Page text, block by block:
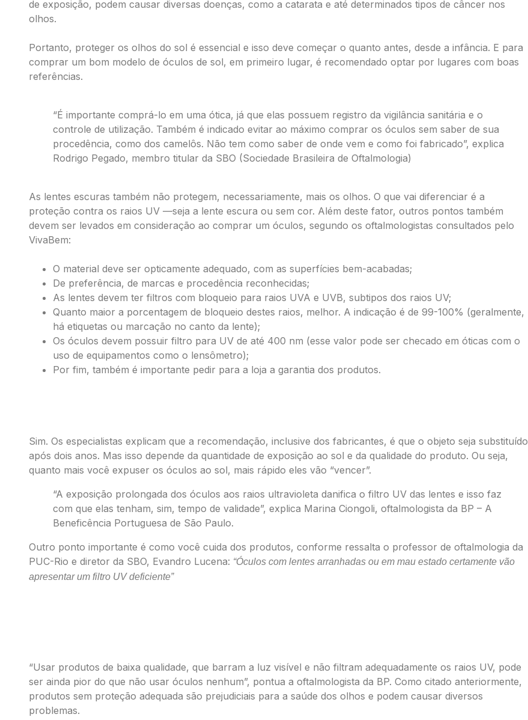
de exposição, podem causar diversas doenças, como a catarata e até determinados tipos de câncer nos
olhos.
Portanto, proteger os olhos do sol é essencial e isso deve começar o quanto antes, desde a infância. E para
comprar um bom modelo de óculos de sol, em primeiro lugar, é recomendado optar por lugares com boas
referências.
“É importante comprá-lo em uma ótica, já que elas possuem registro da vigilância sanitária e o
controle de utilização. Também é indicado evitar ao máximo comprar os óculos sem saber de sua
procedência, como dos camelôs. Não tem como saber de onde vem e como foi fabricado”, explica
Rodrigo Pegado, membro titular da SBO (Sociedade Brasileira de Oftalmologia)
As lentes escuras também não protegem, necessariamente, mais os olhos. O que vai diferenciar é a
proteção contra os raios UV —seja a lente escura ou sem cor. Além deste fator, outros pontos também
devem ser levados em consideração ao comprar um óculos, segundo os oftalmologistas consultados pelo
VivaBem:
O material deve ser opticamente adequado, com as superfícies bem-acabadas;
De preferência, de marcas e procedência reconhecidas;
As lentes devem ter filtros com bloqueio para raios UVA e UVB, subtipos dos raios UV;
Quanto maior a porcentagem de bloqueio destes raios, melhor. A indicação é de 99-100% (geralmente,
há etiquetas ou marcação no canto da lente);
Os óculos devem possuir filtro para UV de até 400 nm (esse valor pode ser checado em óticas com o
uso de equipamentos como o lensômetro);
Por fim, também é importante pedir para a loja a garantia dos produtos.
Sim. Os especialistas explicam que a recomendação, inclusive dos fabricantes, é que o objeto seja substituído
após dois anos. Mas isso depende da quantidade de exposição ao sol e da qualidade do produto. Ou seja,
quanto mais você expuser os óculos ao sol, mais rápido eles vão “vencer”.
“A exposição prolongada dos óculos aos raios ultravioleta danifica o filtro UV das lentes e isso faz
com que elas tenham, sim, tempo de validade”, explica Marina Ciongoli, oftalmologista da BP – A
Beneficência Portuguesa de São Paulo.
Outro ponto importante é como você cuida dos produtos, conforme ressalta o professor de oftalmologia da
PUC-Rio e diretor da SBO, Evandro Lucena: “Óculos com lentes arranhadas ou em mau estado certamente vão
apresentar um filtro UV deficiente”
“Usar produtos de baixa qualidade, que barram a luz visível e não filtram adequadamente os raios UV, pode
ser ainda pior do que não usar óculos nenhum”, pontua a oftalmologista da BP. Como citado anteriormente,
produtos sem proteção adequada são prejudiciais para a saúde dos olhos e podem causar diversos
problemas.